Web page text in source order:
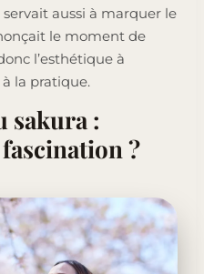
aussi à marquer le
le moment de
l’esthétique à
la pratique.
sakura :
?